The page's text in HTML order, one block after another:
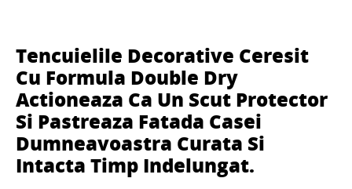
Tencuielile Decorative Ceresit
Cu Formula Double Dry
Actioneaza Ca Un Scut Protector
Si Pastreaza Fatada Casei
Dumneavoastra Curata Si
Intacta Timp Indelungat.